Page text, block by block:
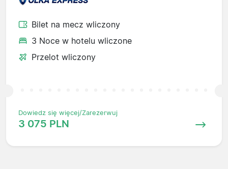
Bilet na mecz wliczony
3 Noce w hotelu wliczone
Przelot wliczony
Dowiedz się więcej/Zarezerwuj
3 075 PLN